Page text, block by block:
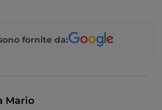
fornite da:
Mario